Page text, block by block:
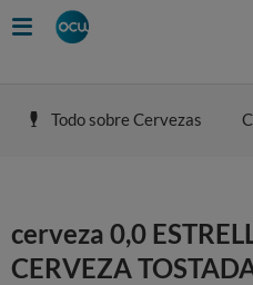
Todo sobre Cervezas
cerveza 0,0
CERVEZA